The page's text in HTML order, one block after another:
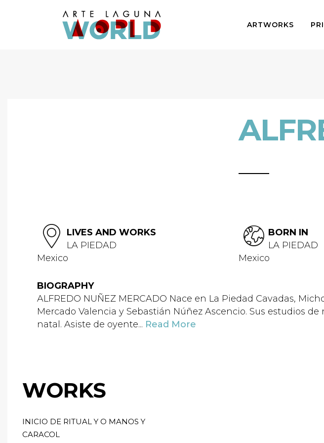
ARTWORKS
LIVES AND WORKS
LA PIEDAD
Mexico
BORN IN
LA PIEDAD
Mexico
BIOGRAPHY
ALFREDO NUÑEZ MERCADO Nace en La Piedad Cavadas,
Mercado Valencia y Sebastián Núñez Ascencio. Sus estudios
natal. Asiste de oyente... Read More
WORKS
INICIO DE RITUAL Y O MANOS Y
CARACOL